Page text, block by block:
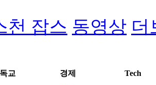
천 잡스 동영상 더
교 경제 Tech